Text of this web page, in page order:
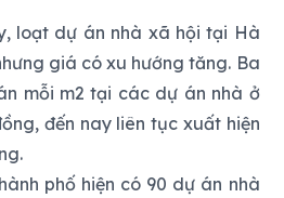
loạt dự án nhà xã hội tại Hà
giá có xu hướng tăng. Ba
mỗi m2 tại các dự án nhà ở
đến nay liên tục xuất hiện
phố hiện có 90 dự án nhà